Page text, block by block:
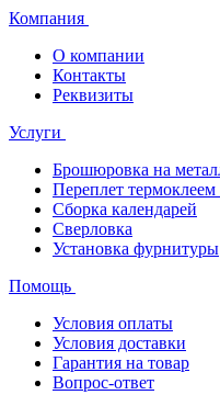
Компания
О компании
Контакты
Реквизиты
Услуги
Брошюровка на
Переплет термоклеем
Сборка календарей
Сверловка
Установка фурнитуры
Помощь
Условия оплаты
Условия доставки
Гарантия на товар
Вопрос-ответ